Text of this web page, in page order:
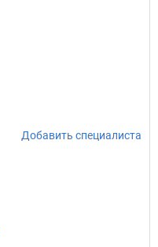
Добавить специалиста